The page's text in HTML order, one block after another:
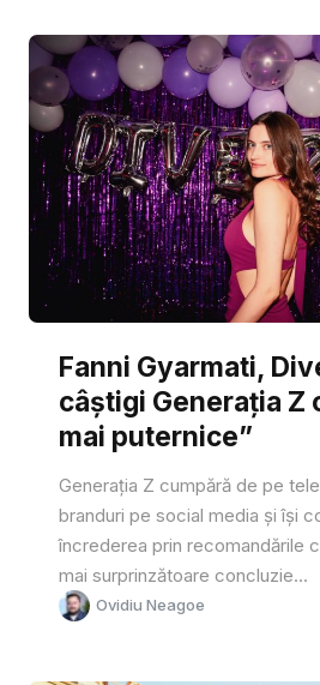
Fanni Gyarmati,
câștigi Generația Z
mai puternice”
Generația Z cumpără de pe
branduri pe social media și își
încrederea prin recomandările
mai surprinzătoare concluzie...
Ovidiu Neagoe